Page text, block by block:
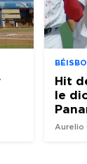
Hit
le
Aurelio